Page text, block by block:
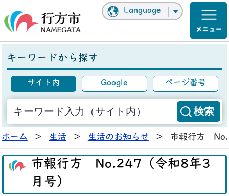
Language
キーワードから探す
サイト内 Google ページ番号
ホーム > 生活 > 生活のお知らせ > 市報行方
市報行方 No.247（令和8年3
月号）